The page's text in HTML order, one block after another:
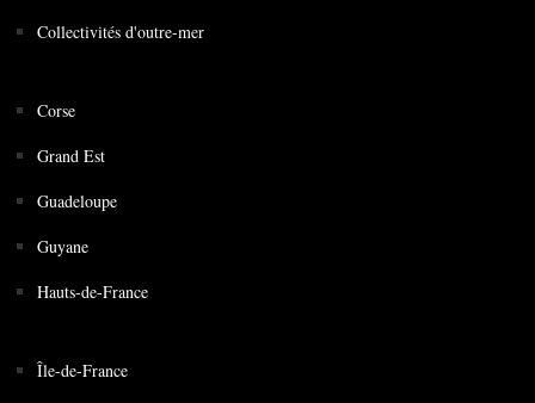
Collectivités d'outre-mer
Corse
Grand Est
Guadeloupe
Guyane
Hauts-de-France
Île-de-France